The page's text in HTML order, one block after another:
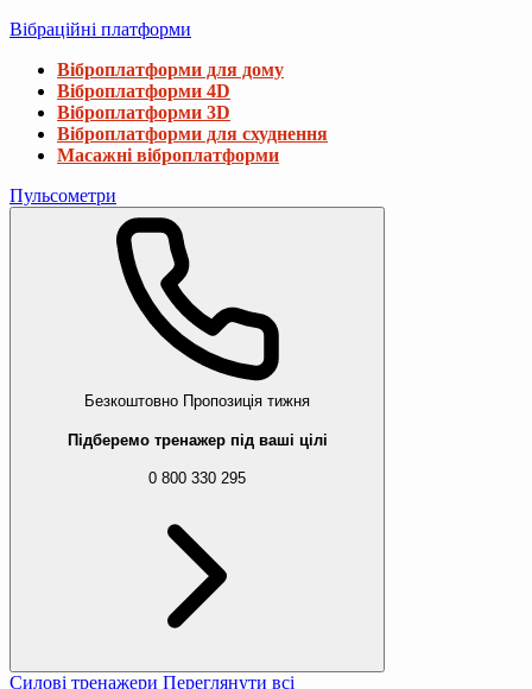
Вібраційні платформи
Віброплатформи для дому
Віброплатформи 4D
Віброплатформи 3D
Віброплатформи для схуднення
Масажні віброплатформи
Пульсометри
Безкоштовно Пропозиція тижня
Підберемо тренажер під ваші цілі
0 800 330 295
Силові тренажери Переглянути всі